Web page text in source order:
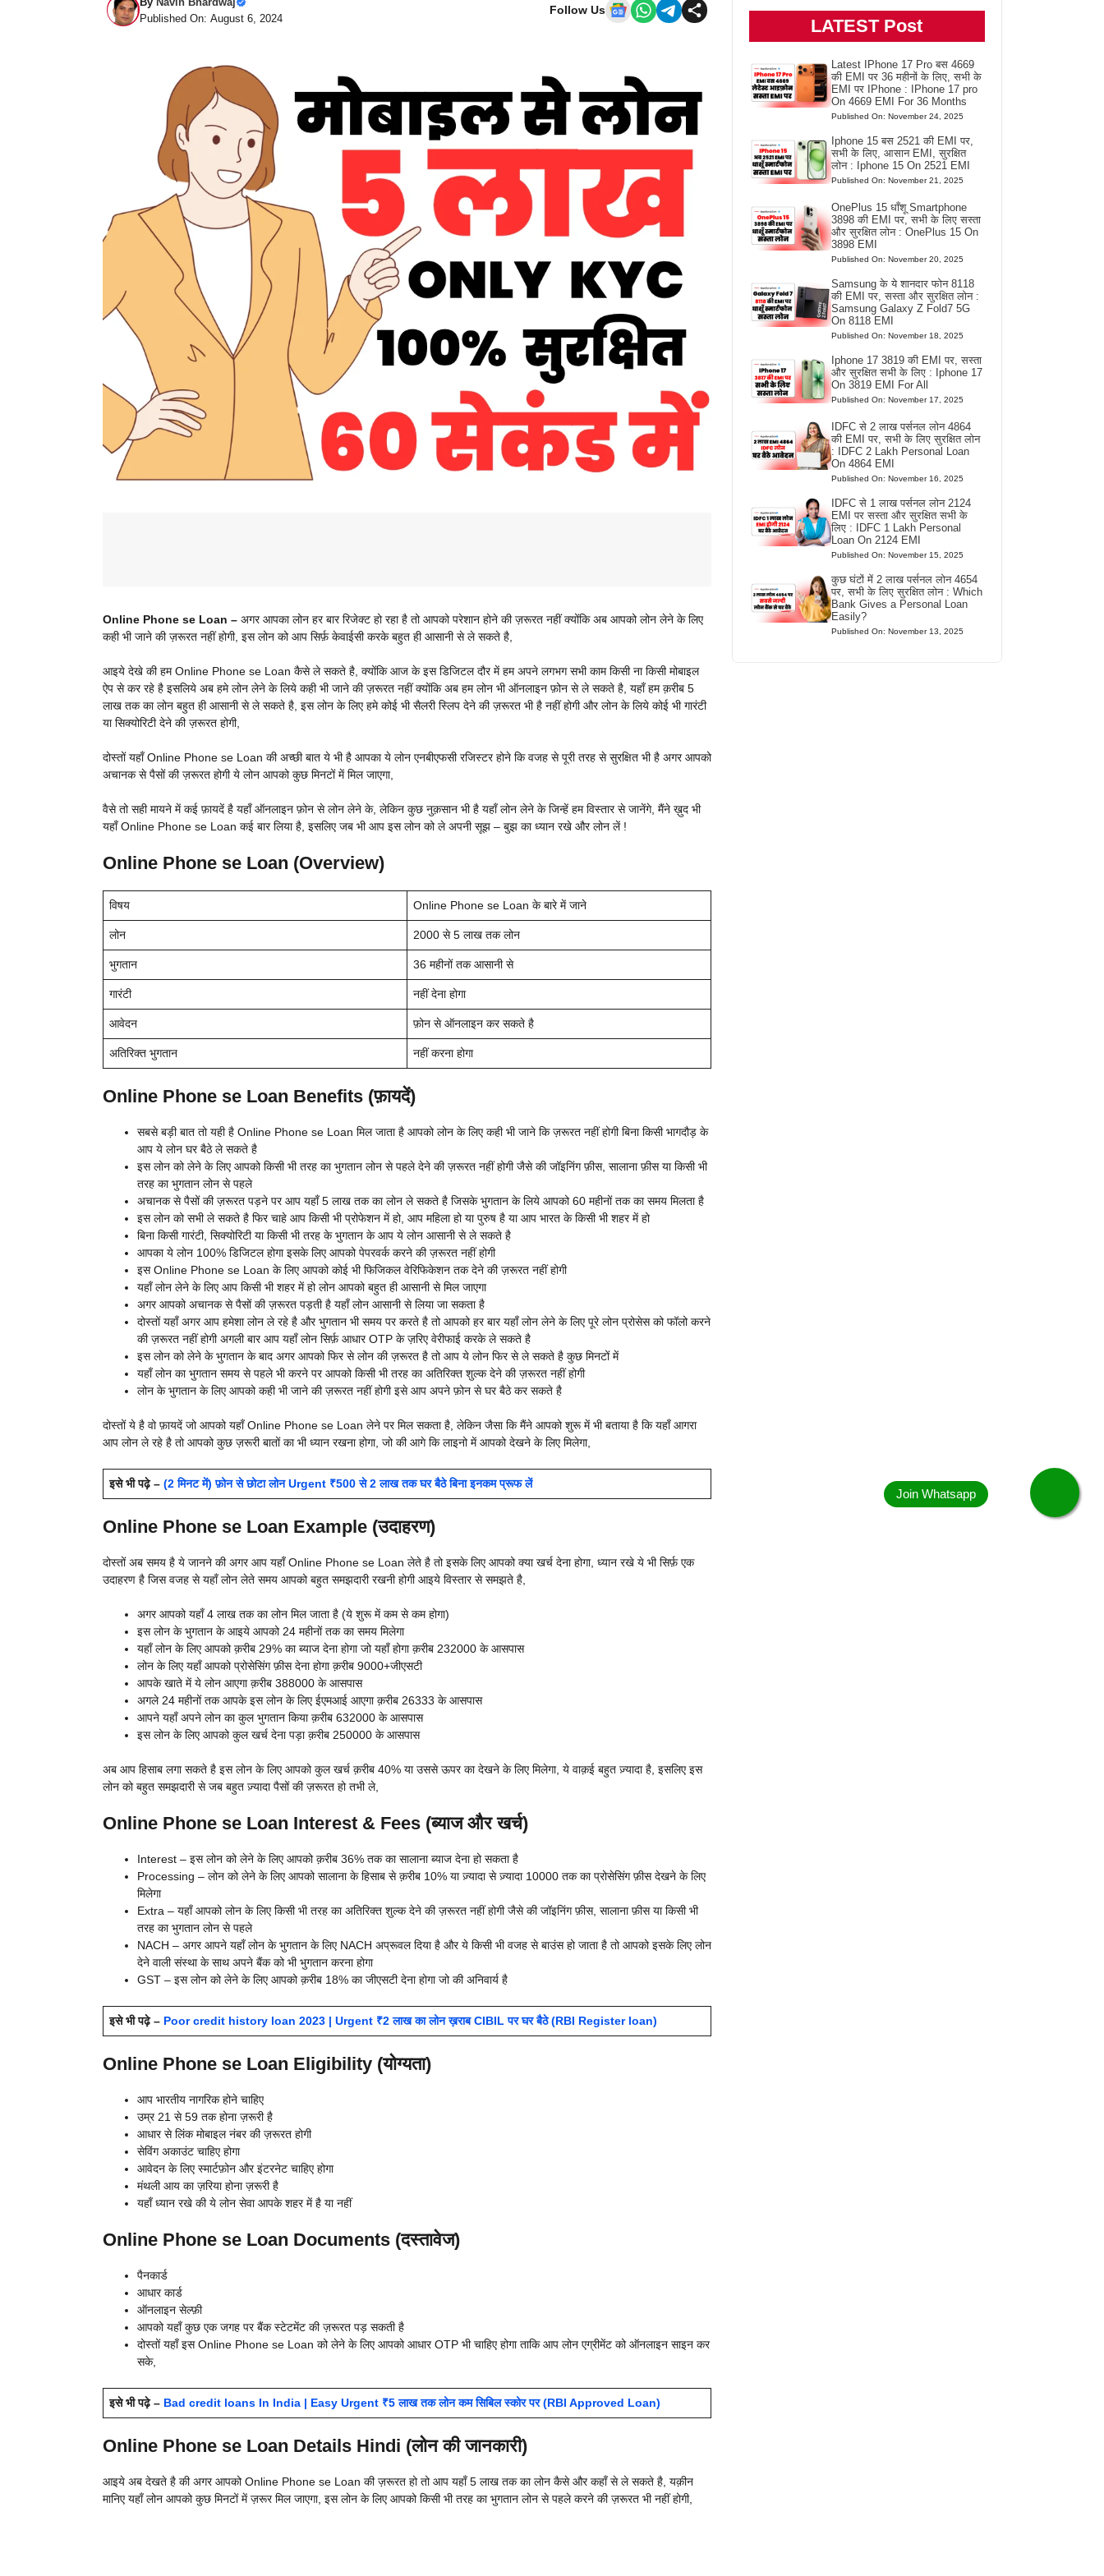
Published On: August 6, 2024
Follow Us
Online Phone se Loan – अगर आपका लोन हर बार रिजेक्ट हो रहा है तो आपको परेशान होने की ज़रूरत नहीं क्योंकि अब आपको लोन लेने के लिए
कही भी जाने की ज़रूरत नहीं होगी, इस लोन को आप सिर्फ़ केवाईसी करके बहुत ही आसानी से ले सकते है,
आइये देखे की हम Online Phone se Loan कैसे ले सकते है, क्योंकि आज के इस डिजिटल दौर में हम अपने लगभग सभी काम किसी ना किसी मोबाइल
ऐप से कर रहे है इसलिये अब हमे लोन लेने के लिये कही भी जाने की ज़रूरत नहीं क्योंकि अब हम लोन भी ऑनलाइन फ़ोन से ले सकते है, यहाँ हम क़रीब 5
लाख तक का लोन बहुत ही आसानी से ले सकते है, इस लोन के लिए हमे कोई भी सैलरी स्लिप देने की ज़रूरत भी है नहीं होगी और लोन के लिये कोई भी गारंटी
या सिक्योरिटी देने की ज़रूरत होगी,
दोस्तों यहाँ Online Phone se Loan की अच्छी बात ये भी है आपका ये लोन एनबीएफसी रजिस्टर होने कि वजह से पूरी तरह से सुरक्षित भी है अगर आपको
अचानक से पैसों की ज़रूरत होगी ये लोन आपको कुछ मिनटों में मिल जाएगा,
वैसे तो सही मायने में कई फ़ायदें है यहाँ ऑनलाइन फ़ोन से लोन लेने के, लेकिन कुछ नुक़सान भी है यहाँ लोन लेने के जिन्हें हम विस्तार से जानेंगे, मैंने ख़ुद भी
यहाँ Online Phone se Loan कई बार लिया है, इसलिए जब भी आप इस लोन को ले अपनी सूझ – बुझ का ध्यान रखे और लोन लें !
Online Phone se Loan (Overview)
विषय Online Phone se Loan के बारे में जाने
लोन 2000 से 5 लाख तक लोन
भुगतान 36 महीनों तक आसानी से
गारंटी नहीं देना होगा
आवेदन फ़ोन से ऑनलाइन कर सकते है
अतिरिक्त भुगतान नहीं करना होगा
Online Phone se Loan Benefits (फ़ायदें)
सबसे बड़ी बात तो यही है Online Phone se Loan मिल जाता है आपको लोन के लिए कही भी जाने कि ज़रूरत नहीं होगी बिना किसी भागदौड़ के
आप ये लोन घर बैठे ले सकते है
इस लोन को लेने के लिए आपको किसी भी तरह का भुगतान लोन से पहले देने की ज़रूरत नहीं होगी जैसे की जॉइनिंग फ़ीस, सालाना फ़ीस या किसी भी
तरह का भुगतान लोन से पहले
अचानक से पैसों की ज़रूरत पड़ने पर आप यहाँ 5 लाख तक का लोन ले सकते है जिसके भुगतान के लिये आपको 60 महीनों तक का समय मिलता है
इस लोन को सभी ले सकते है फिर चाहे आप किसी भी प्रोफेशन में हो, आप महिला हो या पुरुष है या आप भारत के किसी भी शहर में हो
बिना किसी गारंटी, सिक्योरिटी या किसी भी तरह के भुगतान के आप ये लोन आसानी से ले सकते है
आपका ये लोन 100% डिजिटल होगा इसके लिए आपको पेपरवर्क करने की ज़रूरत नहीं होगी
इस Online Phone se Loan के लिए आपको कोई भी फिजिकल वेरिफिकेशन तक देने की ज़रूरत नहीं होगी
यहाँ लोन लेने के लिए आप किसी भी शहर में हो लोन आपको बहुत ही आसानी से मिल जाएगा
अगर आपको अचानक से पैसों की ज़रूरत पड़ती है यहाँ लोन आसानी से लिया जा सकता है
दोस्तों यहाँ अगर आप हमेशा लोन ले रहे है और भुगतान भी समय पर करते है तो आपको हर बार यहाँ लोन लेने के लिए पूरे लोन प्रोसेस को फॉलो करने
की ज़रूरत नहीं होगी अगली बार आप यहाँ लोन सिर्फ़ आधार OTP के ज़रिए वेरीफाई करके ले सकते है
इस लोन को लेने के भुगतान के बाद अगर आपको फिर से लोन की ज़रूरत है तो आप ये लोन फिर से ले सकते है कुछ मिनटों में
यहाँ लोन का भुगतान समय से पहले भी करने पर आपको किसी भी तरह का अतिरिक्त शुल्क देने की ज़रूरत नहीं होगी
लोन के भुगतान के लिए आपको कही भी जाने की ज़रूरत नहीं होगी इसे आप अपने फ़ोन से घर बैठे कर सकते है
दोस्तों ये है वो फ़ायदें जो आपको यहाँ Online Phone se Loan लेने पर मिल सकता है, लेकिन जैसा कि मैंने आपको शुरू में भी बताया है कि यहाँ आगरा
आप लोन ले रहे है तो आपको कुछ ज़रूरी बातों का भी ध्यान रखना होगा, जो की आगे कि लाइनो में आपको देखने के लिए मिलेगा,
इसे भी पढ़े – (2 मिनट में) फ़ोन से छोटा लोन Urgent ₹500 से 2 लाख तक घर बैठे बिना इनकम प्रूफ लें
Online Phone se Loan Example (उदाहरण)
दोस्तों अब समय है ये जानने की अगर आप यहाँ Online Phone se Loan लेते है तो इसके लिए आपको क्या खर्च देना होगा, ध्यान रखे ये भी सिर्फ़ एक
उदाहरण है जिस वजह से यहाँ लोन लेते समय आपको बहुत समझदारी रखनी होगी आइये विस्तार से समझते है,
अगर आपको यहाँ 4 लाख तक का लोन मिल जाता है (ये शुरू में कम से कम होगा)
इस लोन के भुगतान के आइये आपको 24 महीनों तक का समय मिलेगा
यहाँ लोन के लिए आपको क़रीब 29% का ब्याज देना होगा जो यहाँ होगा क़रीब 232000 के आसपास
लोन के लिए यहाँ आपको प्रोसेसिंग फ़ीस देना होगा क़रीब 9000+जीएसटी
आपके खाते में ये लोन आएगा क़रीब 388000 के आसपास
अगले 24 महीनों तक आपके इस लोन के लिए ईएमआई आएगा क़रीब 26333 के आसपास
आपने यहाँ अपने लोन का कुल भुगतान किया क़रीब 632000 के आसपास
इस लोन के लिए आपको कुल खर्च देना पड़ा क़रीब 250000 के आसपास
अब आप हिसाब लगा सकते है इस लोन के लिए आपको कुल खर्च क़रीब 40% या उससे ऊपर का देखने के लिए मिलेगा, ये वाक़ई बहुत ज़्यादा है, इसलिए इस
लोन को बहुत समझदारी से जब बहुत ज़्यादा पैसों की ज़रूरत हो तभी ले,
Online Phone se Loan Interest & Fees (ब्याज और खर्च)
Interest – इस लोन को लेने के लिए आपको क़रीब 36% तक का सालाना ब्याज देना हो सकता है
Processing – लोन को लेने के लिए आपको सालाना के हिसाब से क़रीब 10% या ज़्यादा से ज़्यादा 10000 तक का प्रोसेसिंग फ़ीस देखने के लिए
मिलेगा
Extra – यहाँ आपको लोन के लिए किसी भी तरह का अतिरिक्त शुल्क देने की ज़रूरत नहीं होगी जैसे की जॉइनिंग फ़ीस, सालाना फ़ीस या किसी भी
तरह का भुगतान लोन से पहले
NACH – अगर आपने यहाँ लोन के भुगतान के लिए NACH अप्रूवल दिया है और ये किसी भी वजह से बाउंस हो जाता है तो आपको इसके लिए लोन
देने वाली संस्था के साथ अपने बैंक को भी भुगतान करना होगा
GST – इस लोन को लेने के लिए आपको क़रीब 18% का जीएसटी देना होगा जो की अनिवार्य है
इसे भी पढ़े – Poor credit history loan 2023 | Urgent ₹2 लाख का लोन ख़राब CIBIL पर घर बैठे (RBI Register loan)
Online Phone se Loan Eligibility (योग्यता)
आप भारतीय नागरिक होने चाहिए
उम्र 21 से 59 तक होना ज़रूरी है
आधार से लिंक मोबाइल नंबर की ज़रूरत होगी
सेविंग अकाउंट चाहिए होगा
आवेदन के लिए स्मार्टफ़ोन और इंटरनेट चाहिए होगा
मंथली आय का ज़रिया होना ज़रूरी है
यहाँ ध्यान रखे की ये लोन सेवा आपके शहर में है या नहीं
Online Phone se Loan Documents (दस्तावेज)
पैनकार्ड
आधार कार्ड
ऑनलाइन सेल्फ़ी
आपको यहाँ कुछ एक जगह पर बैंक स्टेटमेंट की ज़रूरत पड़ सकती है
दोस्तों यहाँ इस Online Phone se Loan को लेने के लिए आपको आधार OTP भी चाहिए होगा ताकि आप लोन एग्रीमेंट को ऑनलाइन साइन कर
सके,
इसे भी पढ़े – Bad credit loans In India | Easy Urgent ₹5 लाख तक लोन कम सिबिल स्कोर पर (RBI Approved Loan)
Online Phone se Loan Details Hindi (लोन की जानकारी)
आइये अब देखते है की अगर आपको Online Phone se Loan की ज़रूरत हो तो आप यहाँ 5 लाख तक का लोन कैसे और कहाँ से ले सकते है, यक़ीन
मानिए यहाँ लोन आपको कुछ मिनटों में ज़रूर मिल जाएगा, इस लोन के लिए आपको किसी भी तरह का भुगतान लोन से पहले करने की ज़रूरत भी नहीं होगी,
LATEST Post
Latest IPhone 17 Pro बस 4669
की EMI पर 36 महीनों के लिए, सभी के
EMI पर IPhone : IPhone 17 pro
On 4669 EMI For 36 Months
Published On: November 24, 2025
Iphone 15 बस 2521 की EMI पर,
सभी के लिए, आसान EMI, सुरक्षित
लोन : Iphone 15 On 2521 EMI
Published On: November 21, 2025
OnePlus 15 धाँशू Smartphone
3898 की EMI पर, सभी के लिए सस्ता
और सुरक्षित लोन : OnePlus 15 On
3898 EMI
Published On: November 20, 2025
Samsung के ये शानदार फोन 8118
की EMI पर, सस्ता और सुरक्षित लोन :
Samsung Galaxy Z Fold7 5G
On 8118 EMI
Published On: November 18, 2025
Iphone 17 3819 की EMI पर, सस्ता
और सुरक्षित सभी के लिए : Iphone 17
On 3819 EMI For All
Published On: November 17, 2025
IDFC से 2 लाख पर्सनल लोन 4864
की EMI पर, सभी के लिए सुरक्षित लोन
: IDFC 2 Lakh Personal Loan
On 4864 EMI
Published On: November 16, 2025
IDFC से 1 लाख पर्सनल लोन 2124
EMI पर सस्ता और सुरक्षित सभी के
लिए : IDFC 1 Lakh Personal
Loan On 2124 EMI
Published On: November 15, 2025
कुछ घंटों में 2 लाख पर्सनल लोन 4654
पर, सभी के लिए सुरक्षित लोन : Which
Bank Gives a Personal Loan
Easily?
Published On: November 13, 2025